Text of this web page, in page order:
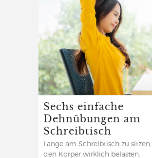
Sechs einfache
Dehnübungen am
Schreibtisch
Lange am Schreibtisch zu
den Körper wirklich belasten.